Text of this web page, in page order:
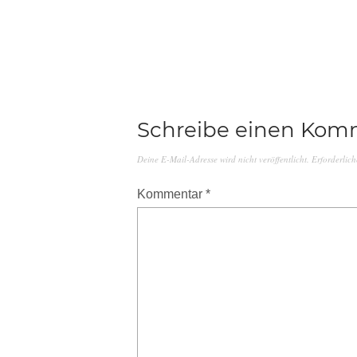
Schreibe einen
Deine E-Mail-Adresse wird nicht veröffentlicht.
Kommentar *